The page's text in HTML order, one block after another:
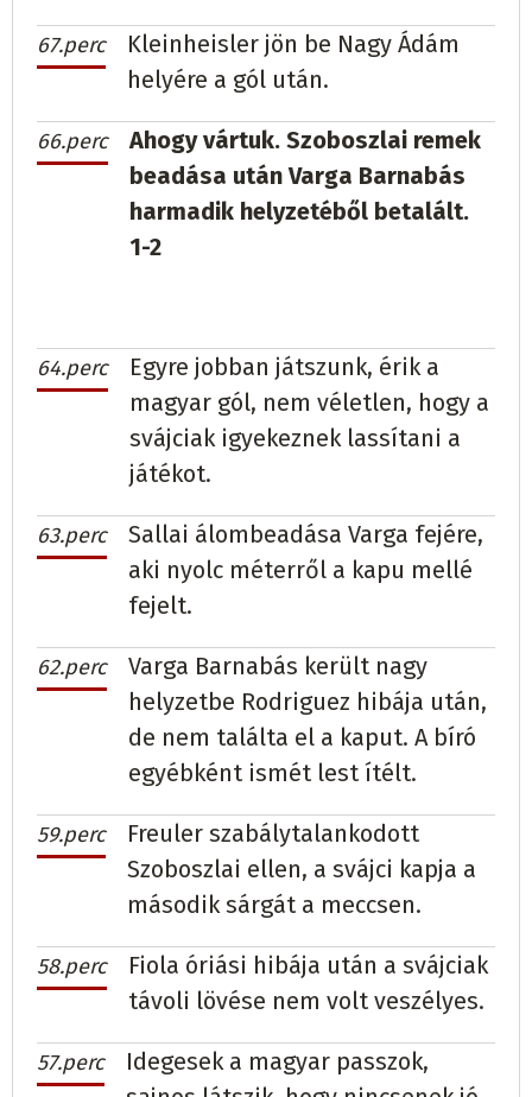
67.perc
Kleinheisler jön be Nagy Ádám
helyére a gól után.
66.perc
Ahogy vártuk. Szoboszlai remek
beadása után Varga Barnabás
harmadik helyzetéből betalált.
1-2
64.perc
Egyre jobban játszunk, érik a
magyar gól, nem véletlen, hogy a
svájciak igyekeznek lassítani a
játékot.
63.perc
Sallai álombeadása Varga fejére,
aki nyolc méterről a kapu mellé
fejelt.
62.perc
Varga Barnabás került nagy
helyzetbe Rodriguez hibája után,
de nem találta el a kaput. A bíró
egyébként ismét lest ítélt.
59.perc
Freuler szabálytalankodott
Szoboszlai ellen, a svájci kapja a
második sárgát a meccsen.
58.perc
Fiola óriási hibája után a svájciak
távoli lövése nem volt veszélyes.
57.perc
Idegesek a magyar passzok,